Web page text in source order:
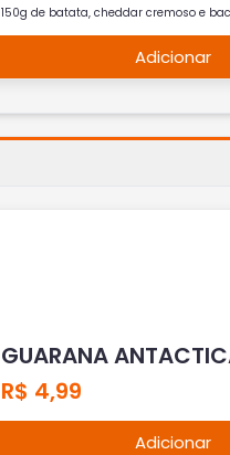
150g de batata, cheddar cremoso e
Adicionar
GUARANA
R$ 4,99
Adicionar